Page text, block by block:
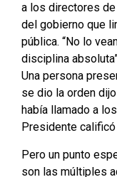
a los directores
del gobierno que
pública. “No lo
disciplina
Una persona
se dio la orden
había llamado a
Presidente
Pero un punto
son las múltiples